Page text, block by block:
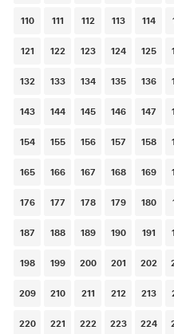
110 111 112 113 114
121 122 123 124 125
132 133 134 135 136
143 144 145 146 147
154 155 156 157 158
165 166 167 168 169
176 177 178 179 180
187 188 189 190 191
198 199 200 201 202
209 210 211 212 213
220 221 222 223 224